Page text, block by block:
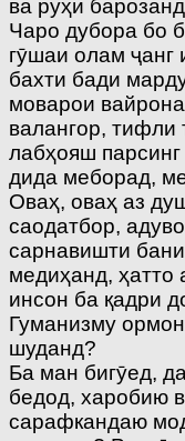
ва руҳи
Чаро дубора бо
гӯшаи олам
бахти бади
моварои
валангор, тифли
лабҳояш
дида меборад,
Оваҳ, оваҳ аз
саодатбор,
сарнавишти
медиҳанд, ҳатто
инсон ба қадри
Гуманизму
шуданд?
Ба ман бигӯед,
бедод, харобию
сарафкандаю